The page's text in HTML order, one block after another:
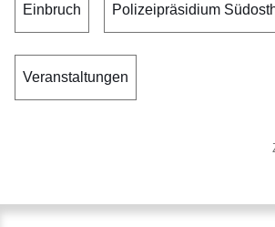
Einbruch Polizeipräsidium
Veranstaltungen